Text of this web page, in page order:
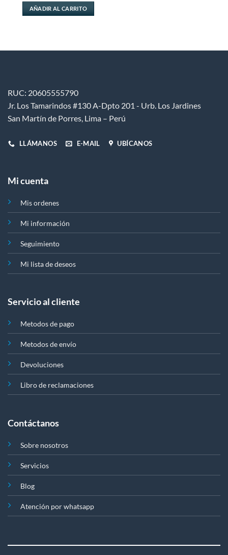
original
era:
S/ 39.99.
actual
es:
S/ 29.99.
AÑADIR AL CARRITO
RUC: 20605555790
Jr. Los Tamarindos #130 A-Dpto 201 - Urb. Los Jardines
San Martín de Porres, Lima – Perú
LLÁMANOS E-MAIL UBÍCANOS
Mi cuenta
Mis ordenes
Mi información
Seguimiento
Mi lista de deseos
Servicio al cliente
Metodos de pago
Metodos de envío
Devoluciones
Libro de reclamaciones
Contáctanos
Sobre nosotros
Servicios
Blog
Atención por whatsapp